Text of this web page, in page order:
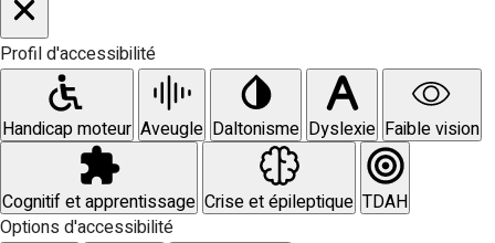
Profil d'accessibilité
Handicap moteur Aveugle Daltonisme Dyslexie Faible vision
Cognitif et apprentissage Crise et épileptique TDAH
Options d'accessibilité